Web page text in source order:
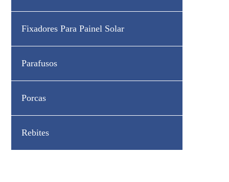
Fixadores Para Painel Solar
Parafusos
Porcas
Rebites